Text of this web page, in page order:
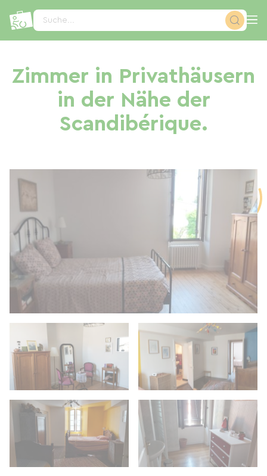
Suche...
Zimmer in Privathäusern
in der Nähe der
Scandibérique.
Cookie-Einstellungen